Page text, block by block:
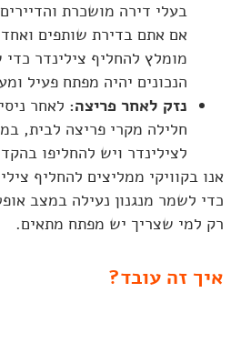
בעלי דירה מושכרת
אם אתם בדירת שותפים
מומלץ להחליף צילינדר
הנכונים יהיה מפתח פעיל
נזק לאחר פריצה: לאחר
חלילה מקרי פריצה לבית,
לצילינדר ויש להחליפו
כדי לשמר מנגנון נעילה במצב
רק למי שצריך יש מפתח מתאים.
איך זה עובד?